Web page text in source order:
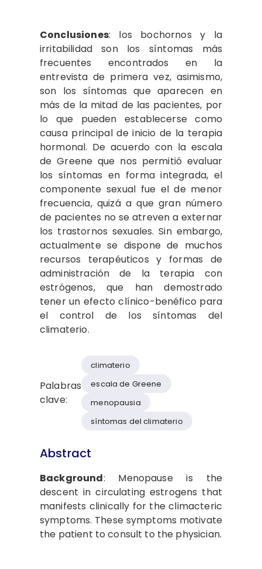
Conclusiones: los bochornos y la
irritabilidad son los síntomas más
frecuentes encontrados en la
entrevista de primera vez, asimismo,
son los síntomas que aparecen en
más de la mitad de las pacientes, por
lo que pueden establecerse como
causa principal de inicio de la terapia
hormonal. De acuerdo con la escala
de Greene que nos permitió evaluar
los síntomas en forma integrada, el
componente sexual fue el de menor
frecuencia, quizá a que gran número
de pacientes no se atreven a externar
los trastornos sexuales. Sin embargo,
actualmente se dispone de muchos
recursos terapéuticos y formas de
administración de la terapia con
estrógenos, que han demostrado
tener un efecto clínico-benéfico para
el control de los síntomas del
climaterio.
Palabras
clave:
climaterio
escala de Greene
menopausia
síntomas del climaterio
Abstract
Background: Menopause is the
descent in circulating estrogens that
manifests clinically for the climacteric
symptoms. These symptoms motivate
the patient to consult to the physician.